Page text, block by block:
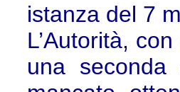
istanza del 7
L’Autorità,
una seconda